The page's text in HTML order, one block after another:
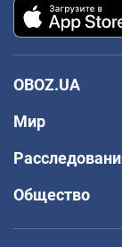
OBOZ.UA
Мир
Общество